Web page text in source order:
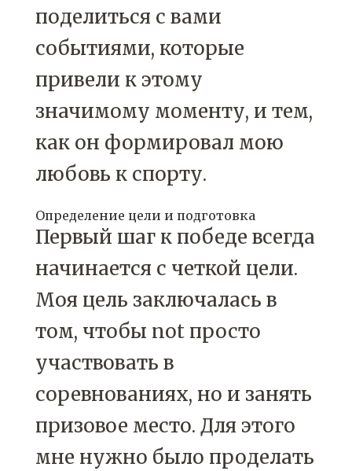
поделиться с вами
событиями, которые
привели к этому
значимому моменту, и тем,
как он формировал мою
любовь к спорту.
Определение цели и подготовка
Первый шаг к победе всегда
начинается с четкой цели.
Моя цель заключалась в
том, чтобы not просто
участвовать в
соревнованиях, но и занять
призовое место. Для этого
мне нужно было проделать